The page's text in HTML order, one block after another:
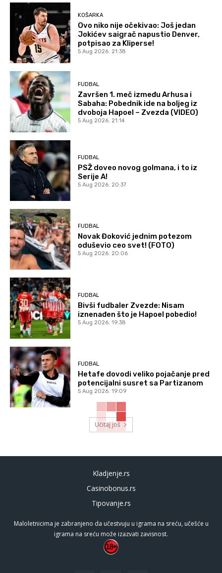
KOŠARKA
Ovo niko nije očekivao: Još jedan
Jokićev saigrač napustio Denver,
potpisao za Kliperse!
5 Aug 2026. 21:38
FUDBAL
Završen 1. meč između Arhusa i
Sabaha: Pobednik ide na boljeg iz
dvoboja Hapoel – Zvezda (VIDEO)
5 Aug 2026. 21:14
FUDBAL
PSŽ doveo novog golmana, i to iz
Serije A!
5 Aug 2026. 20:37
FUDBAL
Novak Đoković jednim potezom
oduševio ceo svet! (FOTO)
5 Aug 2026. 20:06
FUDBAL
Bivši fudbaler Zvezde: Nisam
iznenađen što je Hapoel pobedio!
5 Aug 2026. 19:38
FUDBAL
Hetafe dovodi veliko pojačanje pred
potencijalni susret sa Partizanom
5 Aug 2026. 19:09
Učitaj još
Kladjenje.rs
Casinobonus.rs
Tipovanje.rs
Maloletnicima je zabranjeno da učestvuju u igrama na sreću, učešće u
igrama na sreću može izazvati zavisnost.